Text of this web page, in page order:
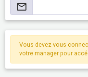
Vous devez vous
votre manager pour